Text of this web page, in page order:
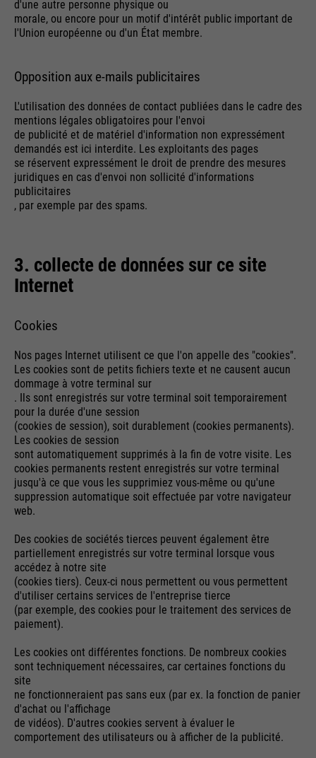
d'une autre personne physique ou
morale, ou encore pour un motif d'intérêt public important de
l'Union européenne ou d'un État membre.
Opposition aux e-mails publicitaires
L'utilisation des données de contact publiées dans le cadre des
mentions légales obligatoires pour l'envoi
de publicité et de matériel d'information non expressément
demandés est ici interdite. Les exploitants des pages
se réservent expressément le droit de prendre des mesures
juridiques en cas d'envoi non sollicité d'informations
publicitaires
, par exemple par des spams.
3. collecte de données sur ce site
Internet
Cookies
Nos pages Internet utilisent ce que l'on appelle des "cookies".
Les cookies sont de petits fichiers texte et ne causent aucun
dommage à votre terminal sur
. Ils sont enregistrés sur votre terminal soit temporairement
pour la durée d'une session
(cookies de session), soit durablement (cookies permanents).
Les cookies de session
sont automatiquement supprimés à la fin de votre visite. Les
cookies permanents restent enregistrés sur votre terminal
jusqu'à ce que vous les supprimiez vous-même ou qu'une
suppression automatique soit effectuée par votre navigateur
web.
Des cookies de sociétés tierces peuvent également être
partiellement enregistrés sur votre terminal lorsque vous
accédez à notre site
(cookies tiers). Ceux-ci nous permettent ou vous permettent
d'utiliser certains services de l'entreprise tierce
(par exemple, des cookies pour le traitement des services de
paiement).
Les cookies ont différentes fonctions. De nombreux cookies
sont techniquement nécessaires, car certaines fonctions du
site
ne fonctionneraient pas sans eux (par ex. la fonction de panier
d'achat ou l'affichage
de vidéos). D'autres cookies servent à évaluer le
comportement des utilisateurs ou à afficher de la publicité.